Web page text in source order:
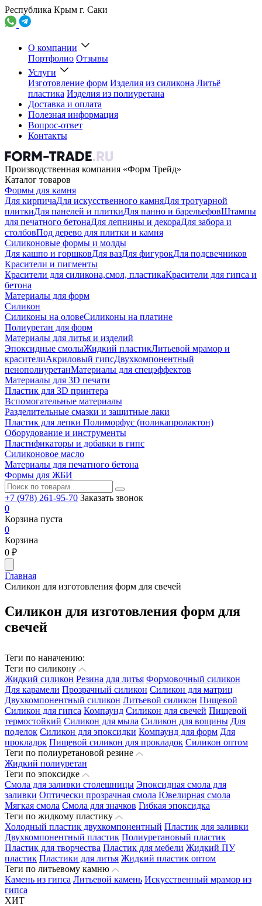
Республика Крым г. Саки
О компании
Портфолио Отзывы
Услуги
Изготовление форм Изделия из силикона Литьё
пластика Изделия из полиуретана
Доставка и оплата
Полезная информация
Вопрос-ответ
Контакты
Производственная компания «Форм Трейд»
Каталог товаров
Формы для камня
Для кирпичаДля искусственного камняДля тротуарной
плиткиДля панелей и плиткиДля панно и барельефовШтампы
для печатного бетонаДля лепнины и декораДля забора и
столбовПод дерево для плитки и камня
Силиконовые формы и молды
Для кашпо и горшковДля вазДля фигурокДля подсвечников
Красители и пигменты
Красители для силикона,смол, пластикаКрасители для гипса и
бетона
Материалы для форм
Силикон
Силиконы на оловеСиликоны на платине
Полиуретан для форм
Материалы для литья и изделий
Эпоксидные смолыЖидкий пластикЛитьевой мрамор и
красителиАкриловый гипсДвухкомпонентный
пенополиуретанМатериалы для спецэффектов
Материалы для 3D печати
Пластик для 3D принтера
Вспомогательные материалы
Разделительные смазки и защитные лаки
Пластик для лепки Полиморфус (поликапролактон)
Оборудование и инструменты
Пластификаторы и добавки в гипс
Силиконовое масло
Материалы для печатного бетона
Формы для ЖБИ
+7 (978) 261-95-70 Заказать звонок
0
Корзина пуста
0
Корзина
0 ₽
Главная
Силикон для изготовления форм для свечей
Силикон для изготовления форм для
свечей
Теги по наначению:
Теги по силикону
Жидкий силикон Резина для литья Формовочный силикон
Для карамели Прозрачный силикон Силикон для матриц
Двухкомпонентный силикон Литьевой силикон Пищевой
Силикон для гипса Компаунд Силикон для свечей Пищевой
термостойкий Силикон для мыла Силикон для вощины Для
поделок Силикон для эпоксидки Компаунд для форм Для
прокладок Пищевой силикон для прокладок Силикон оптом
Теги по полиуретановой резине
Жидкий полиуретан
Теги по эпоксидке
Смола для заливки столешницы Эпоксидная смола для
заливки Оптически прозрачная смола Ювелирная смола
Мягкая смола Смола для значков Гибкая эпоксидка
Теги по жидкому пластику
Холодный пластик двухкомпонентный Пластик для заливки
Двухкомпонентный пластик Полиуретановый пластик
Пластик для творчества Пластик для мебели Жидкий ПУ
пластик Пластики для литья Жидкий пластик оптом
Теги по литьевому камню
Камень из гипса Литьевой камень Искусственный мрамор из
гипса
ХИТ